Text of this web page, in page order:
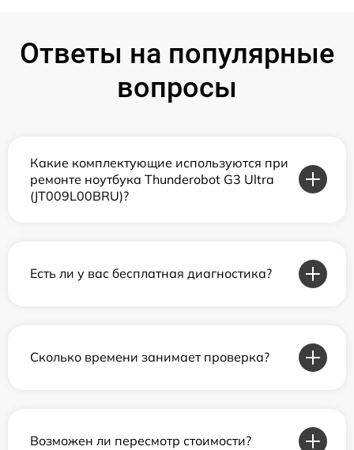
Ответы на популярные
вопросы
Какие комплектующие используются при
ремонте ноутбука Thunderobot G3 Ultra
(JT009L00BRU)?
Есть ли у вас бесплатная диагностика?
Сколько времени занимает проверка?
Возможен ли пересмотр стоимости?